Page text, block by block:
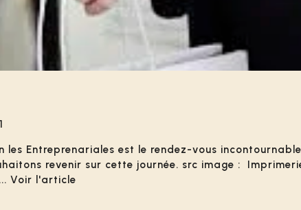
les Entreprenariales est le rendez-vous
revenir sur cette journée. src image :
Voir l'article